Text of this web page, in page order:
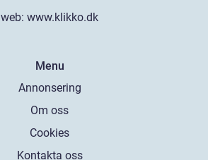
web: www.klikko.dk
Menu
Annonsering
Om oss
Cookies
Kontakta oss